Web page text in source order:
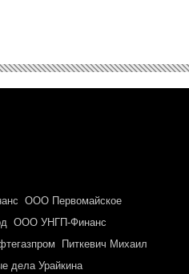
ООО Первомайское
ООО УНГП-Финанс
Питкевич Михаил
дела Урайкина